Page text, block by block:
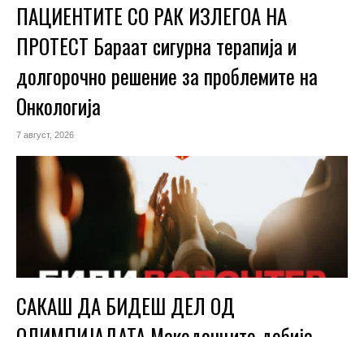
ПАЦИЕНТИТЕ СО РАК ИЗЛЕГОА НА
ПРОТЕСТ Бараат сигурна терапија и
долгорочно решение за проблемите на
Онкологија
7 август, 2026
САКАШ ДА БИДЕШ ДЕЛ ОД